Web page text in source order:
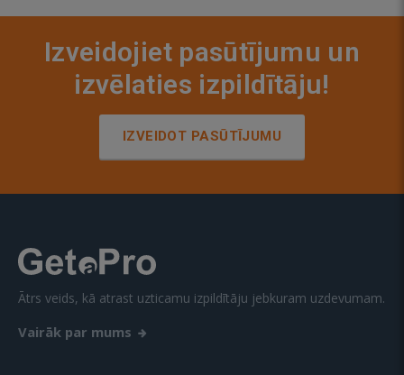
Izveidojiet pasūtījumu un
izvēlaties izpildītāju!
IZVEIDOT PASŪTĪJUMU
Ātrs veids, kā atrast uzticamu izpildītāju jebkuram uzdevumam.
Vairāk par mums